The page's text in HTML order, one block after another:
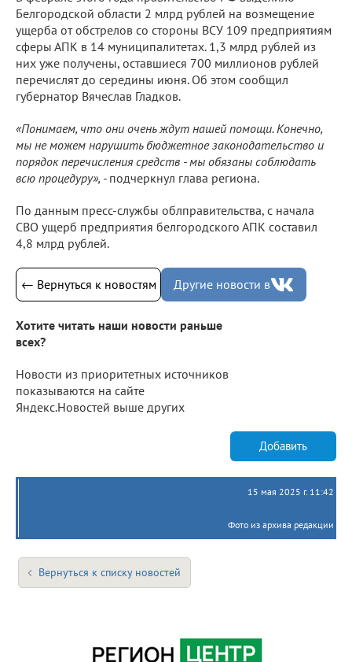
Белгородской области 2 млрд рублей на возмещение
ущерба от обстрелов со стороны ВСУ 109 предприятиям
сферы АПК в 14 муниципалитетах. 1,3 млрд рублей из
них уже получены, оставшиеся 700 миллионов рублей
перечислят до середины июня. Об этом сообщил
губернатор Вячеслав Гладков.
«Понимаем, что они очень ждут нашей помощи. Конечно,
мы не можем нарушить бюджетное законодательство и
порядок перечисления средств - мы обязаны соблюдать
всю процедуру», - подчеркнул глава региона.
По данным пресс-службы облправительства, с начала
СВО ущерб предприятия белгородского АПК составил
4,8 млрд рублей.
← Вернуться к новостям Другие новости в
Хотите читать наши новости раньше
всех?
Новости из приоритетных источников
показываются на сайте
Яндекс.Новостей выше других
Добавить
15 мая 2025 г. 11:42
Фото из архива редакции
Вернуться к списку новостей